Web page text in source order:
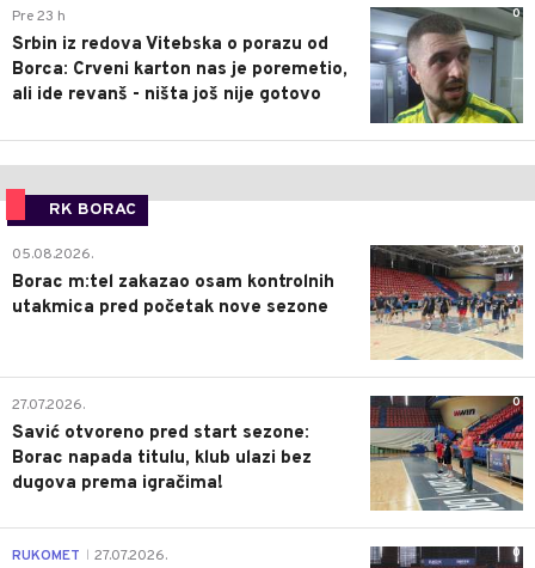
0
Pre 23 h
Srbin iz redova Vitebska o porazu od
Borca: Crveni karton nas je poremetio,
ali ide revanš - ništa još nije gotovo
RK BORAC
0
05.08.2026.
Borac m:tel zakazao osam kontrolnih
utakmica pred početak nove sezone
0
27.07.2026.
Savić otvoreno pred start sezone:
Borac napada titulu, klub ulazi bez
dugova prema igračima!
0
RUKOMET 27.07.2026.